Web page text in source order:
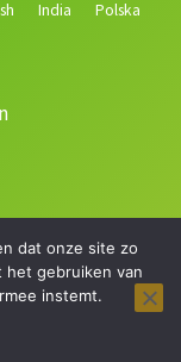
India
Polska
door
dat onze site zo
het gebruiken van
instemt.